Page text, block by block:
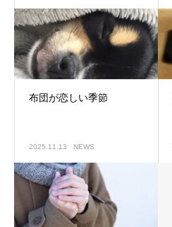
布団が恋しい季節
2025.11.13 NEWS